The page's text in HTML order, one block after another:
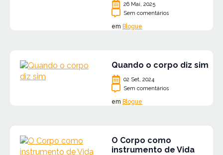
26 Mai, 2025
Sem comentários
em Blogue
Quando o corpo diz sim
02 Set, 2024
Sem comentários
em Blogue
O Corpo como
instrumento de Vida